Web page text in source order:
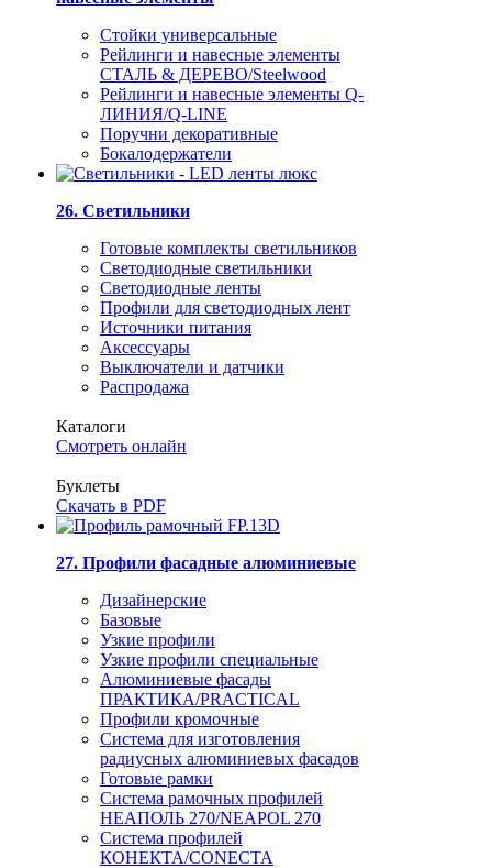
Стойки универсальные
Рейлинги и навесные элементы
СТАЛЬ & ДЕРЕВО/Steelwood
Рейлинги и навесные элементы Q-
ЛИНИЯ/Q-LINE
Поручни декоративные
Бокалодержатели
26. Светильники
Готовые комплекты светильников
Светодиодные светильники
Светодиодные ленты
Профили для светодиодных лент
Источники питания
Аксессуары
Выключатели и датчики
Распродажа
Каталоги
Смотреть онлайн
Буклеты
Скачать в PDF
27. Профили фасадные алюминиевые
Дизайнерские
Базовые
Узкие профили
Узкие профили специальные
Алюминиевые фасады
ПРАКТИКА/PRACTICAL
Профили кромочные
Система для изготовления
радиусных алюминиевых фасадов
Готовые рамки
Система рамочных профилей
НЕАПОЛЬ 270/NEAPOL 270
Система профилей
КОНЕКТА/CONECTA